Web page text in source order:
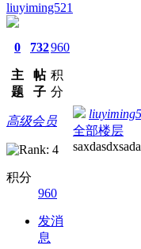
liuyiming521
0
主
题
732
帖
子
960
积
分
高级会员
积分
960
发消
息
全部楼层